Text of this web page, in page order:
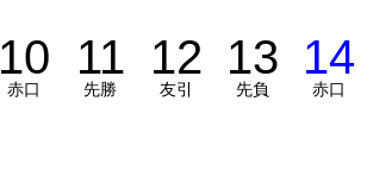
10
赤口
11
先勝
12
友引
13
先負
14
赤口